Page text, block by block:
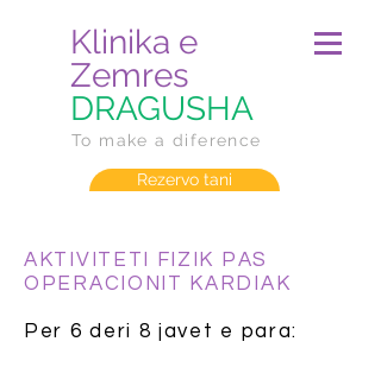
Klinika e
Zemres
DRAGUSHA
To make a diference
Rezervo tani
AKTIVITETI FIZIK PAS
OPERACIONIT KARDIAK
Per 6 deri 8 javet e para: